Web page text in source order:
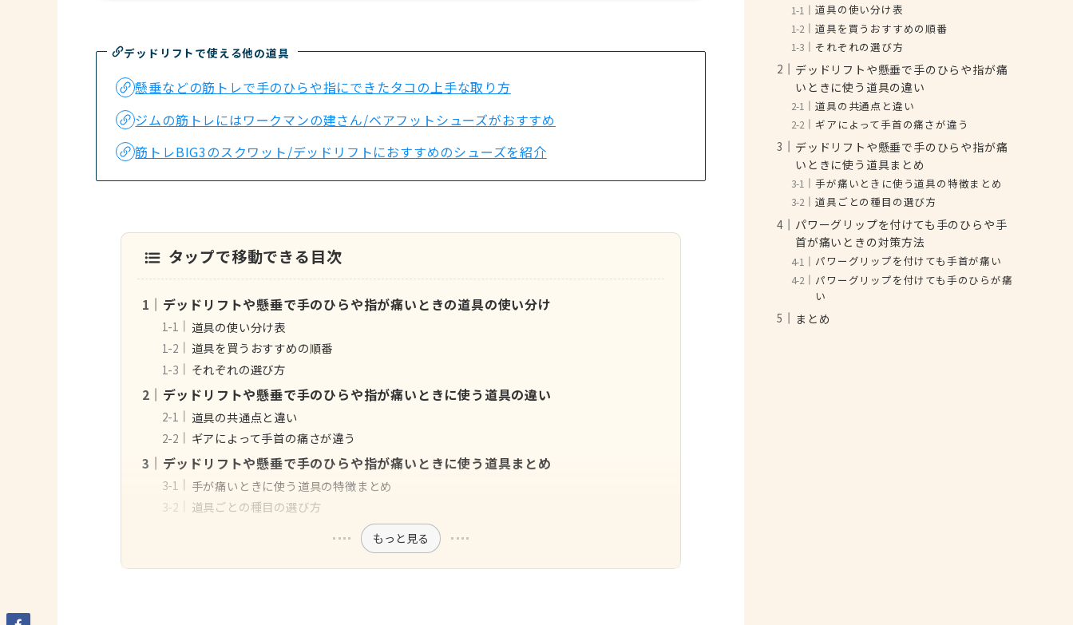
デッドリフトで使える他の道具
懸垂などの筋トレで手のひらや指にできたタコの上手な取り方
ジムの筋トレにはワークマンの建さん/ベアフットシューズがおすすめ
筋トレBIG3のスクワット/デッドリフトにおすすめのシューズを紹介
タップで移動できる目次
デッドリフトや懸垂で手のひらや指が痛いときの道具の使い分け
道具の使い分け表
道具を買うおすすめの順番
それぞれの選び方
デッドリフトや懸垂で手のひらや指が痛いときに使う道具の違い
道具の共通点と違い
ギアによって手首の痛さが違う
デッドリフトや懸垂で手のひらや指が痛いときに使う道具まとめ
手が痛いときに使う道具の特徴まとめ
道具ごとの種目の選び方
もっと見る
道具の使い分け表
道具を買うおすすめの順番
それぞれの選び方
デッドリフトや懸垂で手のひらや指が痛
いときに使う道具の違い
道具の共通点と違い
ギアによって手首の痛さが違う
デッドリフトや懸垂で手のひらや指が痛
いときに使う道具まとめ
手が痛いときに使う道具の特徴まとめ
道具ごとの種目の選び方
パワーグリップを付けても手のひらや手
首が痛いときの対策方法
パワーグリップを付けても手首が痛い
パワーグリップを付けても手のひらが痛
い
まとめ